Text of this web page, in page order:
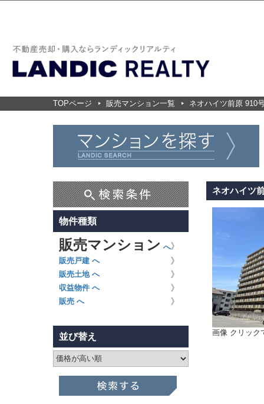
TOPページ 販売マンション一覧 ネオハイツ前原 910
物件種類
販売マンション へ
販売戸建 へ
販売土地 へ
収益物件 へ
販売 へ
並び替え
ネオハイツ
画像 クリック